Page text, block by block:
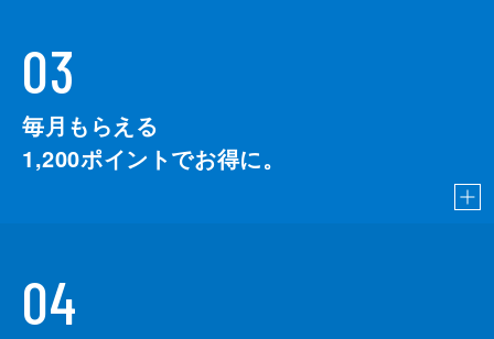
03
毎月もらえる
1,200ポイントでお得に。
04